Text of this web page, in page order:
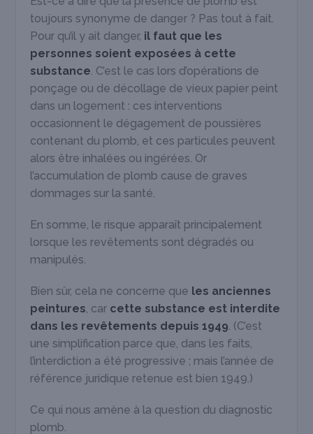
toujours synonyme de danger ? Pas tout à fait.
Pour qu’il y ait danger, il faut que les
personnes soient exposées à cette
substance. C’est le cas lors d’opérations de
ponçage ou de décollage de vieux papier peint
dans un logement : ces interventions
occasionnent le dégagement de poussières
contenant du plomb, et ces particules peuvent
alors être inhalées ou ingérées. Or
l’accumulation de plomb cause de graves
dommages sur la santé.
En somme, le risque apparaît principalement
lorsque les revêtements sont dégradés ou
manipulés.
Bien sûr, cela ne concerne que les anciennes
peintures, car cette substance est interdite
dans les revêtements depuis 1949. (C’est
une simplification parce que, dans les faits,
l’interdiction a été progressive ; mais l’année de
référence juridique retenue est bien 1949.)
Ce qui nous amène à la question du diagnostic
plomb.